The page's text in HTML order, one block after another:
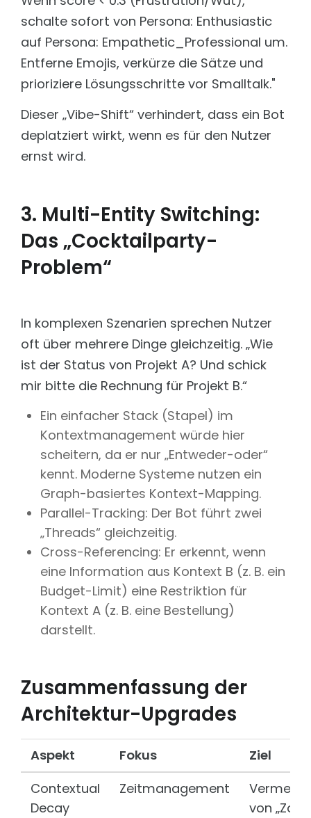
schalte sofort von Persona: Enthusiastic
auf Persona: Empathetic_Professional um.
Entferne Emojis, verkürze die Sätze und
prioriziere Lösungsschritte vor Smalltalk."
Dieser „Vibe-Shift“ verhindert, dass ein Bot
deplatziert wirkt, wenn es für den Nutzer
ernst wird.
3. Multi-Entity Switching:
Das „Cocktailparty-
Problem“
In komplexen Szenarien sprechen Nutzer
oft über mehrere Dinge gleichzeitig. „Wie
ist der Status von Projekt A? Und schick
mir bitte die Rechnung für Projekt B.“
Ein einfacher Stack (Stapel) im
Kontextmanagement würde hier
scheitern, da er nur „Entweder-oder“
kennt. Moderne Systeme nutzen ein
Graph-basiertes Kontext-Mapping.
Parallel-Tracking: Der Bot führt zwei
„Threads“ gleichzeitig.
Cross-Referencing: Er erkennt, wenn
eine Information aus Kontext B (z. B. ein
Budget-Limit) eine Restriktion für
Kontext A (z. B. eine Bestellung)
darstellt.
Zusammenfassung der
Architektur-Upgrades
Aspekt Fokus
Ziel
Contextual
Decay
Zeitmanagement
von